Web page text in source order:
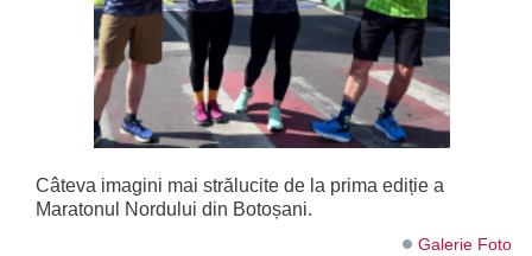
Câteva imagini mai strălucite de la prima ediție a
Maratonul Nordului din Botoșani.
Galerie Foto